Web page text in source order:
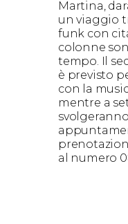
Martina,
un viaggio
funk con
colonne
tempo. Il
è previsto
con la
mentre a
al numero